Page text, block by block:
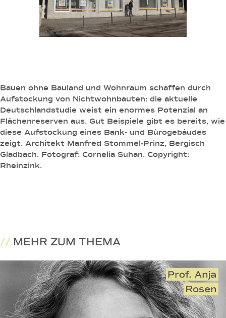
Bauen ohne Bauland und Wohnraum schaffen durch
Aufstockung von Nichtwohnbauten: die aktuelle
Deutschlandstudie weist ein enormes Potenzial an
Flächenreserven aus. Gut Beispiele gibt es bereits, wie
diese Aufstockung eines Bank- und Bürogebäudes
zeigt. Architekt Manfred Stommel-Prinz, Bergisch
Gladbach. Fotograf: Cornelia Suhan. Copyright:
Rheinzink.
// MEHR ZUM THEMA